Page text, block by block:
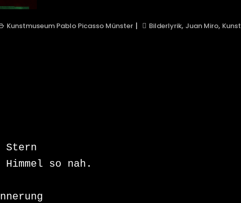
Kunstmuseum Pablo Picasso Münster Bilderlyrik, Juan Miro,
Stern
Himmel so nah.